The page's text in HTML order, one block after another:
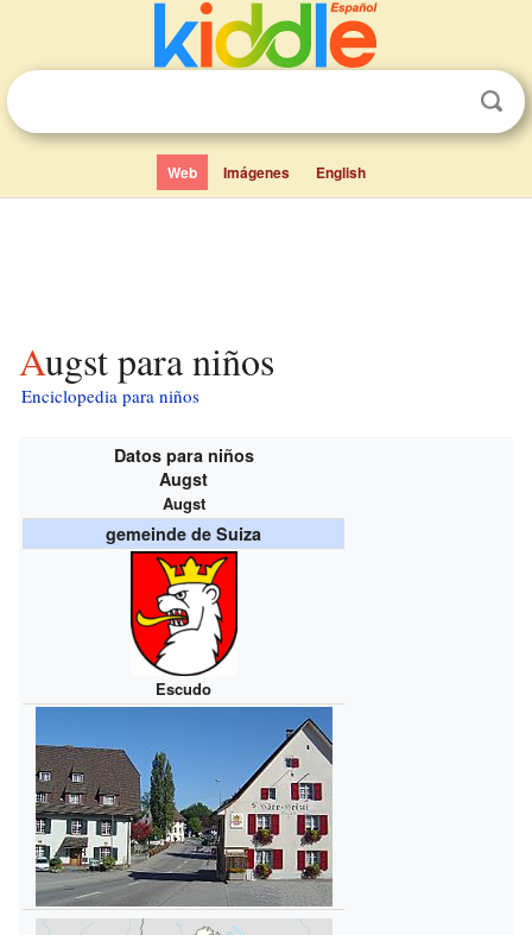
Web Imágenes English
Augst para niños
Enciclopedia para niños
Datos para niños
Augst
Augst
gemeinde de Suiza
Escudo